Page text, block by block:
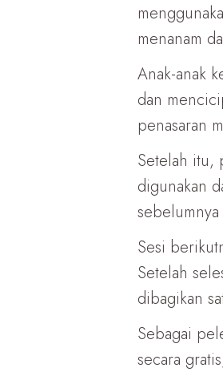
menanam
Anak-anak
dan
penasaran
Setelah itu,
digunakan
Sesi
Setelah
dibagikan
Sebagai
secara